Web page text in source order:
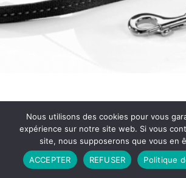
Partenariat Contact
Politique de
CGU
Copyright © 2026 - Propulsé par
Nous utilisons des cookies pour vous
expérience sur notre site web. Si vous
site, nous supposerons que vous en
ACCEPTER
REFUSER Politique